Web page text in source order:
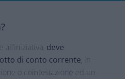
deve
di conto corrente, in
o cointestazione ed un